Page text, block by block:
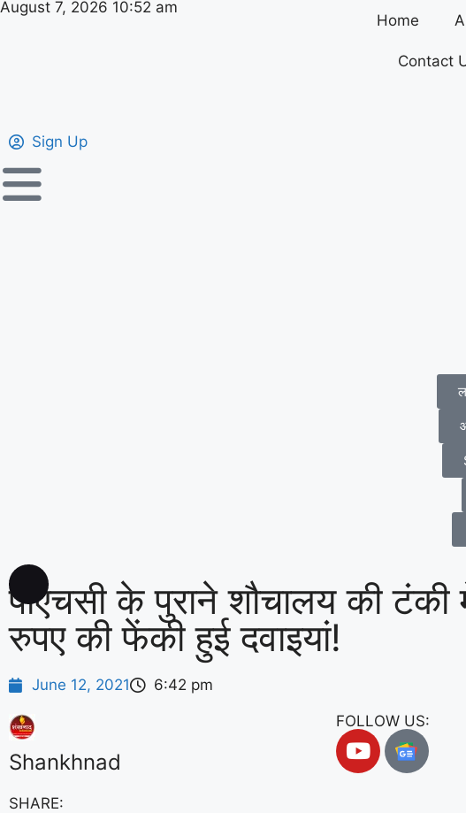
August 7, 2026 10:52 am
Home
Contact
Sign Up
पीएचसी के पुराने शौचालय की टंकी
रुपए की फेंकी हुई दवाइयां!
June 12, 2021 6:42 pm
Shankhnad
FOLLOW US:
SHARE: